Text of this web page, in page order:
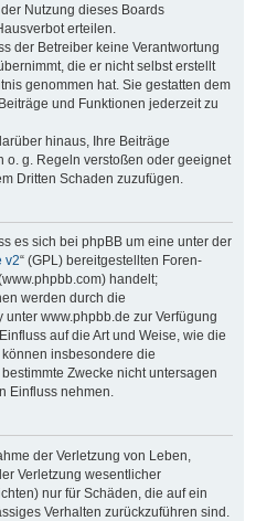
Nutzung dieses Boards
erteilen.
der Betreiber keine Verantwortung
die er nicht selbst erstellt
genommen hat. Sie gestatten dem
und Funktionen jederzeit zu
hinaus, Ihre Beiträge
o. g. Regeln verstoßen oder geeignet
Dritten Schaden zuzufügen.
es sich bei phpBB um eine unter der
v2“ (GPL) bereitgestellten Foren-
handelt;
werden durch die
www.phpbb.de zur Verfügung
auf die Art und Weise, wie die
insbesondere die
Zwecke nicht untersagen
Einfluss nehmen.
der Verletzung von Leben,
Verletzung wesentlicher
nur für Schäden, die auf ein
Verhalten zurückzuführen sind.